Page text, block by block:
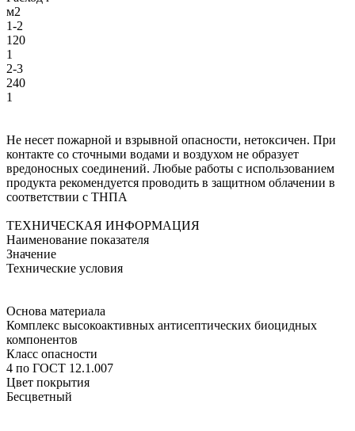
м2
1-2
120
1
2-3
240
1
Не несет пожарной и взрывной опасности, нетоксичен. При
контакте со сточными водами и воздухом не образует
вредоносных соединений. Любые работы с использованием
продукта рекомендуется проводить в защитном облачении в
соответствии с ТНПА
ТЕХНИЧЕСКАЯ ИНФОРМАЦИЯ
Наименование показателя
Значение
Технические условия
Основа материала
Комплекс высокоактивных антисептических биоцидных
компонентов
Класс опасности
4 по ГОСТ 12.1.007
Цвет покрытия
Бесцветный